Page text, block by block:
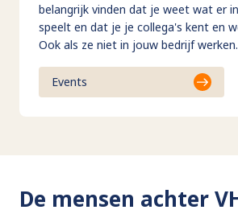
belangrijk vinden dat je weet wat er
speelt en dat je je collega's kent en
Ook als ze niet in jouw bedrijf werken.
Events
De mensen achter